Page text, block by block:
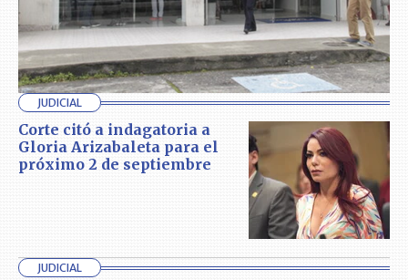
JUDICIAL
Corte citó a indagatoria a
Gloria Arizabaleta para el
próximo 2 de septiembre
JUDICIAL